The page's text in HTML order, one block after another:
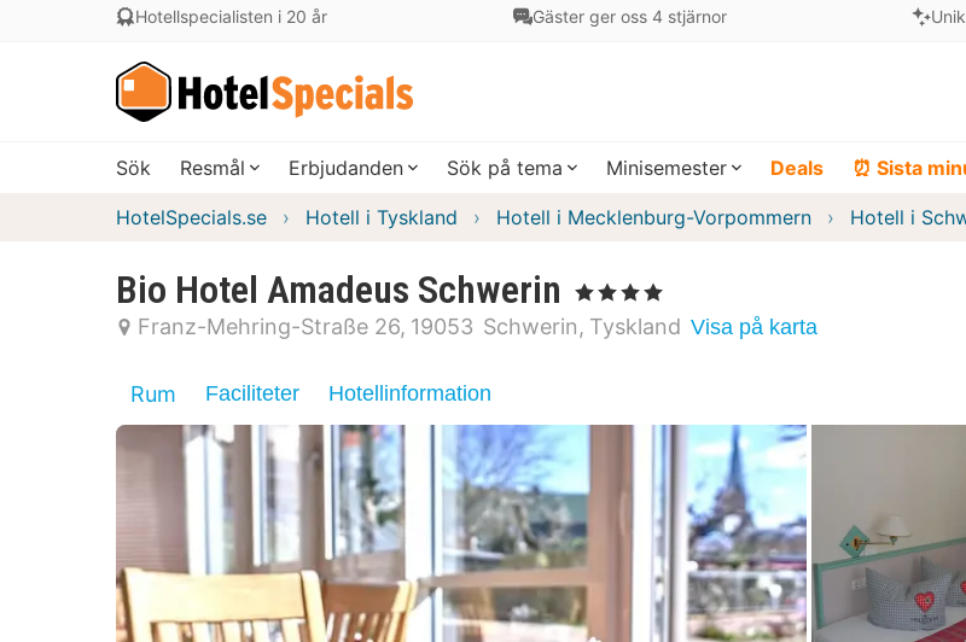
Hotellspecialisten i 20 år Gäster ger oss 4 stjärnor
Sök Resmål Erbjudanden Sök på tema Minisemester Deals ⏰ Sista
HotelSpecials.se Hotell i Tyskland Hotell i Mecklenburg-Vorpommern Hotell i
Bio Hotel Amadeus Schwerin , 4 Stjärnor
Franz-Mehring-Straße 26 19053 Schwerin Tyskland Visa på karta
Rum Faciliteter Hotellinformation